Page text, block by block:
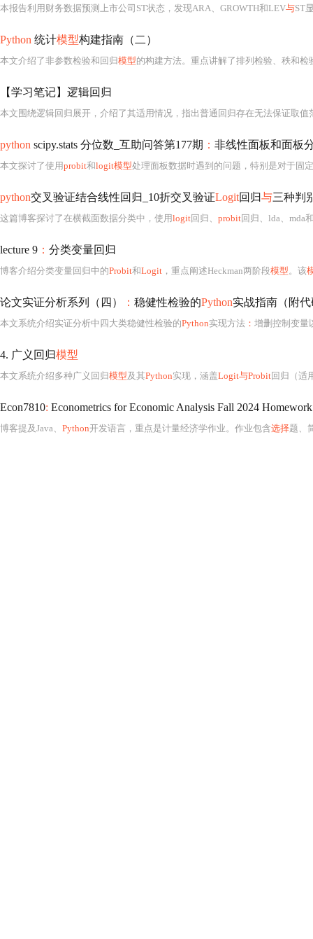
本报告利用财务数据预测上市公司ST状态，发现ARA、GROWTH和LEV与ST
Python 统计模型构建指南（二）
本文介绍了非参数检验和回归模型的构建方法。重点讲解了排列检验、秩和检验、符号秩检验、Kruskal-Wallis检
【学习笔记】逻辑回归
本文围绕逻辑回归展开，介绍了其适用情况，指出普通回归存在无法保证取
python scipy.stats 分位数_互助问答第177期 ： 非线性面板和面板
本文探讨了使用probit和logit模型处理面板数据时遇到的问题，特别是对于固
python交叉验证结合线性回归_10折交叉验证Logit回归与三种判
这篇博客探讨了在横截面数据分类中，使用logit回归、 probit回归、lda、mda和fda等
lecture 9 ： 分类变量回归
博客介绍分类变量回归中的Probit和Logit ，重点阐述Heckman两阶段模型。该
论文实证分析系列（四） ： 稳健性检验的Python实战指南（附
本文系统介绍实证分析中四大类稳健性检验的Python实现方法 ： 增删控制变量以
4. 广义回归模型
本文系统介绍多种广义回归模型及其Python实现，涵盖Logit与Probit回归（适
Econ7810: Econometrics for Economic Analysis Fall 2024
博客提及Java、 Python开发语言，重点是计量经济学作业。作业包含选择题、